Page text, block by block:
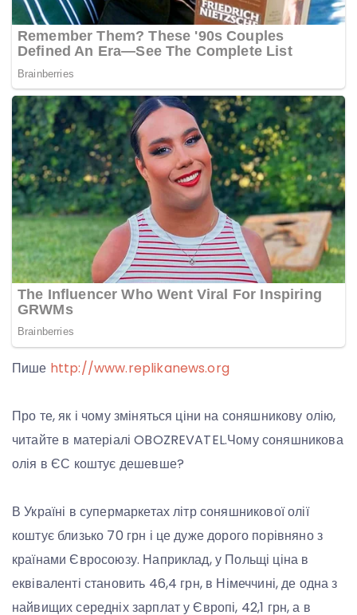
Пише http://www.replikanews.org
Про те, як і чому зміняться ціни на соняшникову олію,
читайте в матеріалі OBOZREVATEL.Чому соняшникова
олія в ЄС коштує дешевше?
В Україні в супермаркетах літр соняшникової олії
коштує близько 70 грн і це дуже дорого порівняно з
країнами Євросоюзу. Наприклад, у Польщі ціна в
еквіваленті становить 46,4 грн, в Німеччині, де одна з
найвищих середніх зарплат у Європі, 42,1 грн, а в